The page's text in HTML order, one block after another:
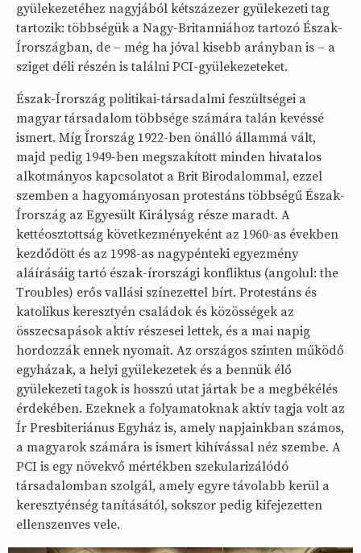
gyülekezetéhez nagyjából kétszázezer gyülekezeti tag
tartozik: többségük a Nagy-Britanniához tartozó Észak-
Írországban, de – még ha jóval kisebb arányban is – a
sziget déli részén is találni PCI-gyülekezeteket.
Észak-Írország politikai-társadalmi feszültségei a
magyar társadalom többsége számára talán kevéssé
ismert. Míg Írország 1922-ben önálló állammá vált,
majd pedig 1949-ben megszakított minden hivatalos
alkotmányos kapcsolatot a Brit Birodalommal, ezzel
szemben a hagyományosan protestáns többségű Észak-
Írország az Egyesült Királyság része maradt. A
kettéosztottság következményeként az 1960-as években
kezdődött és az 1998-as nagypénteki egyezmény
aláírásáig tartó észak-írországi konfliktus (angolul: the
Troubles) erős vallási színezettel bírt. Protestáns és
katolikus keresztyén családok és közösségek az
összecsapások aktív részesei lettek, és a mai napig
hordozzák ennek nyomait. Az országos szinten működő
egyházak, a helyi gyülekezetek és a bennük élő
gyülekezeti tagok is hosszú utat jártak be a megbékélés
érdekében. Ezeknek a folyamatoknak aktív tagja volt az
Ír Presbiteriánus Egyház is, amely napjainkban számos,
a magyarok számára is ismert kihívással néz szembe. A
PCI is egy növekvő mértékben szekularizálódó
társadalomban szolgál, amely egyre távolabb kerül a
keresztyénség tanításától, sokszor pedig kifejezetten
ellenszenves vele.